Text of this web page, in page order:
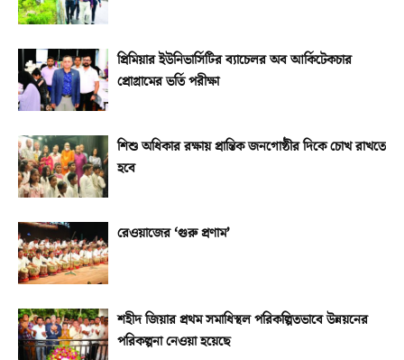
প্রিমিয়ার ইউনিভার্সিটির ব্যাচেলর অব আর্কিটেকচার
প্রোগ্রামের ভর্তি পরীক্ষা
শিশু অধিকার রক্ষায় প্রান্তিক জনগোষ্ঠীর দিকে চোখ রাখতে
হবে
রেওয়াজের ‘গুরু প্রণাম’
শহীদ জিয়ার প্রথম সমাধিস্থল পরিকল্পিতভাবে উন্নয়নের
পরিকল্পনা নেওয়া হয়েছে